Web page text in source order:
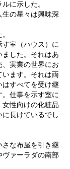
に示した。
生の星々は興味深
す室（ハウス）に
ました。それはあ
、実業の世界にお
います。それは両
はすべてを受け継
。仕事を示す室に
女性向けの化粧品
長けているでし
さな布屋を引き継
ヴァーラダの南部